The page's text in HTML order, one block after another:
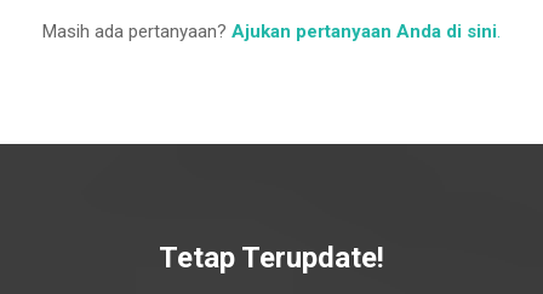
Masih ada pertanyaan? Ajukan pertanyaan Anda di sini.
Tetap Terupdate!